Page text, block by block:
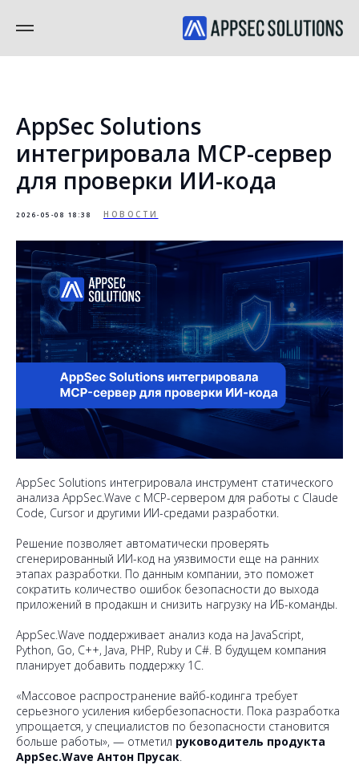
AppSec Solutions
интегрировала MCP-сервер
для проверки ИИ-кода
2026-05-08 18:38 НОВОСТИ
AppSec Solutions интегрировала инструмент статического
анализа AppSec.Wave с MCP-сервером для работы с Claude
Code, Cursor и другими ИИ-средами разработки.
Решение позволяет автоматически проверять
сгенерированный ИИ-код на уязвимости еще на ранних
этапах разработки. По данным компании, это поможет
сократить количество ошибок безопасности до выхода
приложений в продакшн и снизить нагрузку на ИБ-команды.
AppSec.Wave поддерживает анализ кода на JavaScript,
Python, Go, C++, Java, PHP, Ruby и C#. В будущем компания
планирует добавить поддержку 1С.
«Массовое распространение вайб-кодинга требует
серьезного усиления кибербезопасности. Пока разработка
упрощается, у специалистов по безопасности становится
больше работы», — отметил руководитель продукта
AppSec.Wave Антон Прусак.